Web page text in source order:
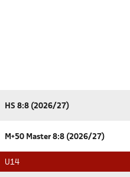
HS 8:8 (2026/27)
M+50 Master 8:8 (2026/27)
U14